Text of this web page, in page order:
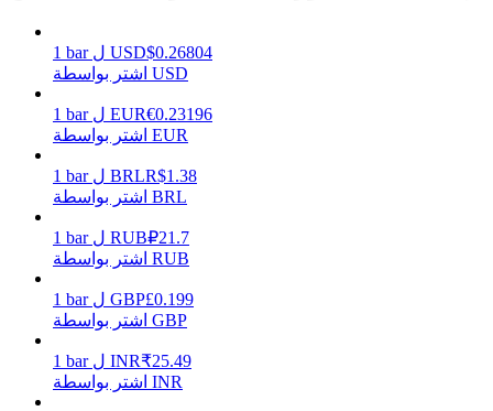
خنزير الطاقة
احصل على مكافآت تنافسية يوميًا
1 bar ل USD$0.26804
اشتر بواسطة USD
1 bar ل EUR€0.23196
اشتر بواسطة EUR
1 bar ل BRLR$1.38
اشتر بواسطة BRL
1 bar ل RUB₽21.7
اشتر بواسطة RUB
1 bar ل GBP£0.199
اشتر بواسطة GBP
1 bar ل INR₹25.49
اشتر بواسطة INR